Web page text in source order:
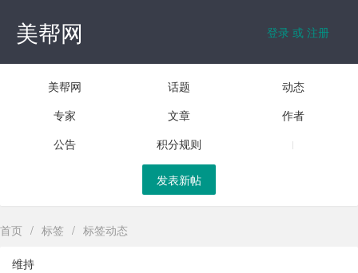
美帮网 登录 或 注册
美帮网 话题
动态
专家
文章
作者
公告
积分规则
发表新帖
首页 / 标签 / 标签动态
维持